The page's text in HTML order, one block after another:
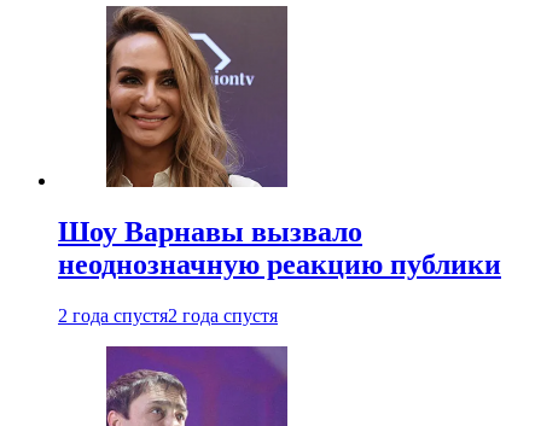
Шоу Варнавы вызвало
неоднозначную реакцию публики
2 года спустя2 года спустя